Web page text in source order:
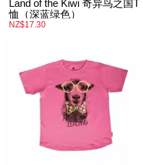
Land of the Kiwi 奇异鸟之国T
恤（深蓝绿色）
NZ$17.30